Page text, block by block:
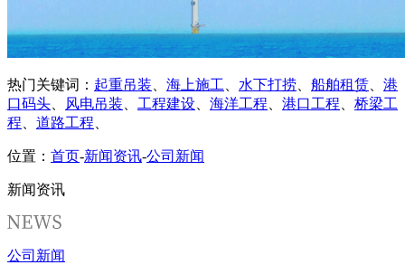
热门关键词： 起重吊装、 海上施工、 水下打捞、 船舶租赁、 港
口码头、 风电吊装、 工程建设、 海洋工程、 港口工程、 桥梁工
程、 道路工程、
位置： 首页-新闻资讯-公司新闻
新闻资讯
公司新闻